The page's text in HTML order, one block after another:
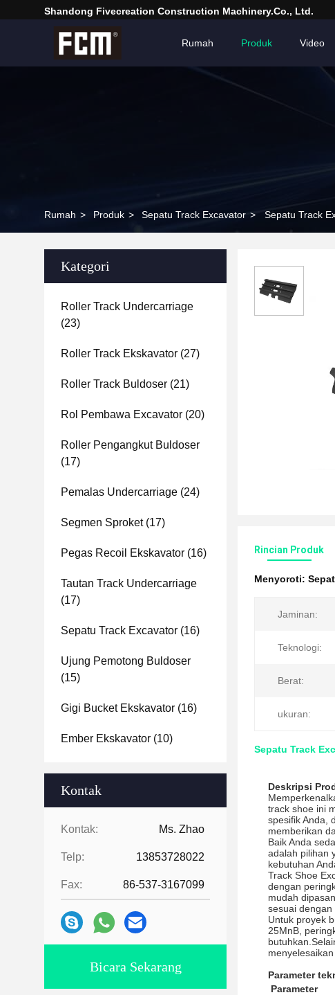
Shandong Fivecreation Construction Machinery.Co., Ltd.
Rumah Produk Video
Rumah > Produk > Sepatu Track Excavator > Sepatu Track
Kategori
Roller Track Undercarriage
(23)
Roller Track Ekskavator (27)
Roller Track Buldoser (21)
Rol Pembawa Excavator (20)
Roller Pengangkut Buldoser
(17)
Pemalas Undercarriage (24)
Segmen Sproket(17)
Pegas Recoil Ekskavator (16)
Tautan Track Undercarriage
(17)
Sepatu Track Excavator (16)
Ujung Pemotong Buldoser
(15)
Gigi Bucket Ekskavator (16)
Ember Ekskavator (10)
Kontak
Kontak: Ms. Zhao
Telp: 13853728022
Fax: 86-537-3167099
Bicara Sekarang
Rincian Produk
Menyoroti:
Jaminan:
Teknologi:
Berat:
ukuran:
Sepatu Track
Deskripsi
track shoe ini
spesifik Anda,
memberikan
Baik Anda
adalah pilihan
kebutuhan
Track Shoe
dengan
mudah
sesuai dengan
Untuk proyek
25MnB,
Parameter
Parameter